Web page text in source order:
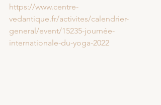
https://www.centre-
vedantique.fr/activites/calendrier-
general/event/15235-journée-
internationale-du-yoga-2022